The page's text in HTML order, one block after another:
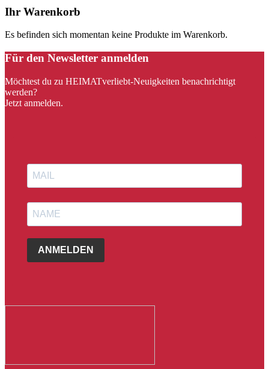
Ihr Warenkorb
Es befinden sich momentan keine Produkte im Warenkorb.
Für den Newsletter anmelden
Möchtest du zu HEIMATverliebt-Neuigkeiten benachrichtigt
werden?
Jetzt anmelden.
ANMELDEN